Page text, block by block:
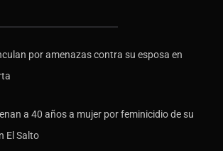
por amenazas contra su esposa en
a 40 años a mujer por feminicidio de su
El Salto